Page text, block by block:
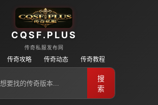
CQSF.PLUS
传奇私服发布网
传奇攻略 传奇动态 传奇教程
搜
索